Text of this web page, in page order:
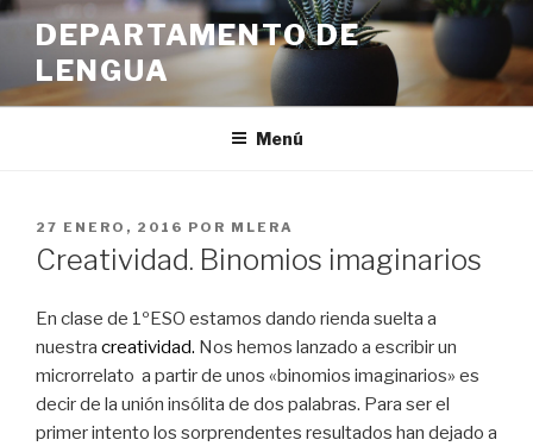
Ir
contenido
DEPARTAMENTO DE
LENGUA
Menú
PUBLICADO
EN
27 ENERO, 2016 POR MLERA
Creatividad. Binomios imaginarios
En clase de 1ºESO estamos dando rienda suelta a
nuestra creatividad. Nos hemos lanzado a escribir un
microrrelato a partir de unos «binomios imaginarios» es
decir de la unión insólita de dos palabras. Para ser el
primer intento los sorprendentes resultados han dejado a